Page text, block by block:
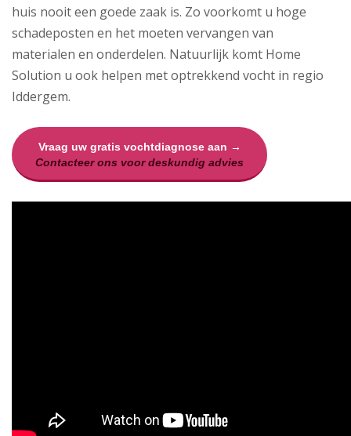
huis nooit een goede zaak is. Zo voorkomt u hoge
schadeposten en het moeten vervangen van
materialen en onderdelen. Natuurlijk komt Home
Solution u ook helpen met optrekkend vocht in regio
Iddergem.
Vraag uw gratis vochtdiagnose aan →
Contacteer ons voor deskundig advies